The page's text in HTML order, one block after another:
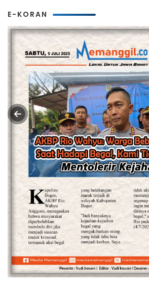
E-KORAN